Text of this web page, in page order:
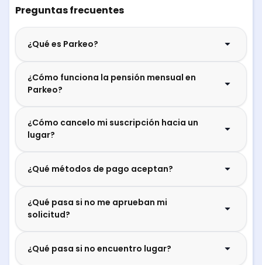
Preguntas frecuentes
¿Qué es Parkeo?
¿Cómo funciona la pensión mensual en
Parkeo?
¿Cómo cancelo mi suscripción hacia un
lugar?
¿Qué métodos de pago aceptan?
¿Qué pasa si no me aprueban mi
solicitud?
¿Qué pasa si no encuentro lugar?